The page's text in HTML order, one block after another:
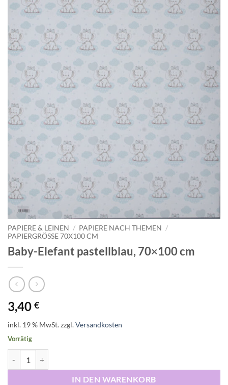
PAPIERE & LEINEN / PAPIERE NACH THEMEN /
PAPIERGRÖSSE 70X100 CM
Baby-Elefant pastellblau, 70×100 cm
3,40 €
inkl. 19 % MwSt.zzgl.Versandkosten
Vorrätig
IN DEN WARENKORB